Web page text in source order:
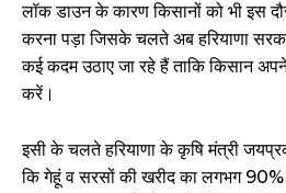
लॉक डाउन के कारण किसानों को भी इस
करना पड़ा जिसके चलते अब हरियाणा
कई कदम उठाए जा रहे हैं ताकि किसान
करें।
इसी के चलते हरियाणा के कृषि मंत्री
कि गेहूं व सरसों की खरीद का लगभग 90%